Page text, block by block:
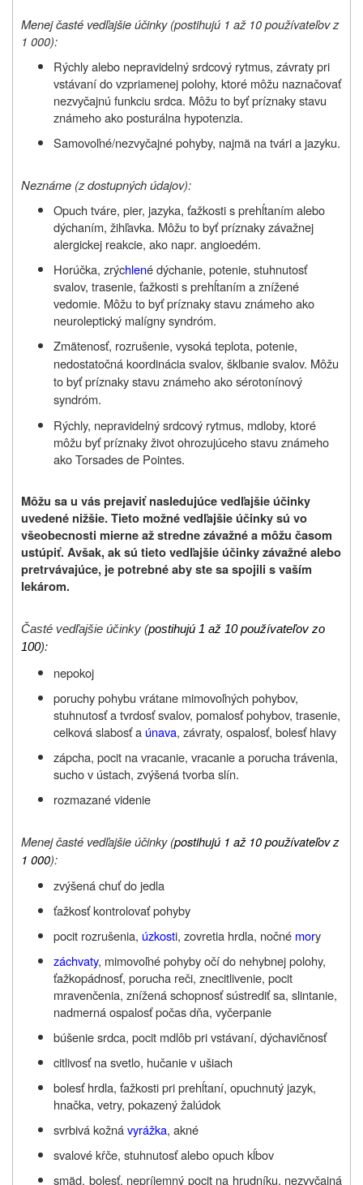
Menej časté vedľajšie účinky (postihujú 1 až 10 používateľov z
1 000):
Rýchly alebo nepravidelný srdcový rytmus, závraty pri
vstávaní do vzpriamenej polohy, ktoré môžu naznačovať
nezvyčajnú funkciu srdca. Môžu to byť príznaky stavu
známeho ako posturálna hypotenzia.
Samovoľné/nezvyčajné pohyby, najmä na tvári a jazyku.
Neznáme (z dostupných údajov):
Opuch tváre, pier, jazyka, ťažkosti s prehĺtaním alebo
dýchaním, žihľavka. Môžu to byť príznaky závažnej
alergickej reakcie, ako napr. angioedém.
Horúčka, zrýchlené dýchanie, potenie, stuhnutosť
svalov, trasenie, ťažkosti s prehĺtaním a znížené
vedomie. Môžu to byť príznaky stavu známeho ako
neuroleptický malígny syndróm.
Zmätenosť, rozrušenie, vysoká teplota, potenie,
nedostatočná koordinácia svalov, šklbanie svalov. Môžu
to byť príznaky stavu známeho ako sérotonínový
syndróm.
Rýchly, nepravidelný srdcový rytmus, mdloby, ktoré
môžu byť príznaky život ohrozujúceho stavu známeho
ako Torsades de Pointes.
Môžu sa u vás prejaviť nasledujúce vedľajšie účinky
uvedené nižšie. Tieto možné vedľajšie účinky sú vo
všeobecnosti mierne až stredne závažné a môžu časom
ustúpiť. Avšak, ak sú tieto vedľajšie účinky závažné alebo
pretrvávajúce, je potrebné aby ste sa spojili s vaším
lekárom.
Časté vedľajšie účinky (postihujú 1 až 10 používateľov zo
100):
nepokoj
poruchy pohybu vrátane mimovoľných pohybov,
stuhnutosť a tvrdosť svalov, pomalosť pohybov, trasenie,
celková slabosť a únava, závraty, ospalosť, bolesť hlavy
zápcha, pocit na vracanie, vracanie a porucha trávenia,
sucho v ústach, zvýšená tvorba slín.
rozmazané videnie
Menej časté vedľajšie účinky (postihujú 1 až 10 používateľov z
1 000):
zvýšená chuť do jedla
ťažkosť kontrolovať pohyby
pocit rozrušenia, úzkosti, zovretia hrdla, nočné mory
záchvaty, mimovoľné pohyby očí do nehybnej polohy,
ťažkopádnosť, porucha reči, znecitlivenie, pocit
mravenčenia, znížená schopnosť sústrediť sa, slintanie,
nadmerná ospalosť počas dňa, vyčerpanie
búšenie srdca, pocit mdlôb pri vstávaní, dýchavičnosť
citlivosť na svetlo, hučanie v ušiach
bolesť hrdla, ťažkosti pri prehĺtaní, opuchnutý jazyk,
hnačka, vetry, pokazený žalúdok
svrbivá kožnávyrážka, akné
svalové kŕče, stuhnutosť alebo opuch kĺbov
smäd, bolesť, nepríjemný pocit na hrudníku, nezvyčajná